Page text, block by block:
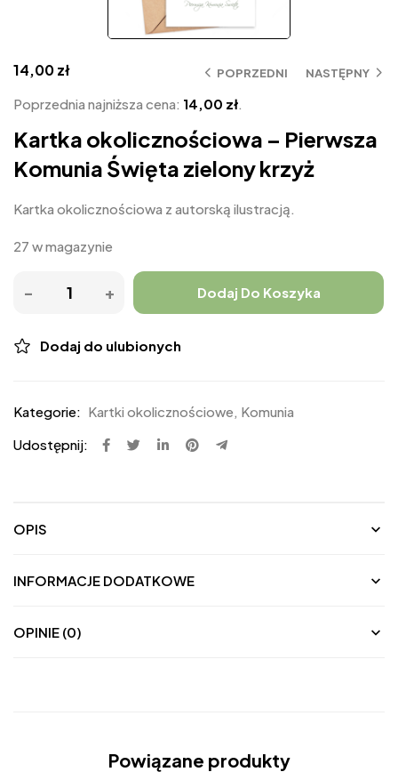
POPRZEDNI NASTĘPNY
14,00zł
Poprzednia najniższa cena: 14,00 zł.
Kartka okolicznościowa – Pierwsza
Komunia Święta zielony krzyż
Kartka okolicznościowa z autorską ilustracją.
27 w magazynie
Dodaj Do Koszyka
Dodaj do ulubionych
Kategorie: Kartki okolicznościowe, Komunia
Udostępnij:
OPIS
INFORMACJE DODATKOWE
OPINIE (0)
Powiązane produkty